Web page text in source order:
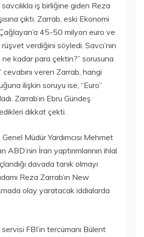
iş birliğine giden Reza
çıktı. Zarrab, eski Ekonomi
45-50 milyon euro ve
verdiğini söyledi. Savcı’nın
ne kadar para çektin?” sorusuna
cevabını veren Zarrab, hangi
ilişkin soruyu ise, “Euro”
Zarrab’ın Ebru Gündeş
dikkat çekti.
Müdür Yardımcısı Mehmet
ABD’nin İran yaptırımlarının ihlal
davada tanık olmayı
Reza Zarrab’ın New
olay yaratacak iddialarda
FBI’ın tercümanı Bülent